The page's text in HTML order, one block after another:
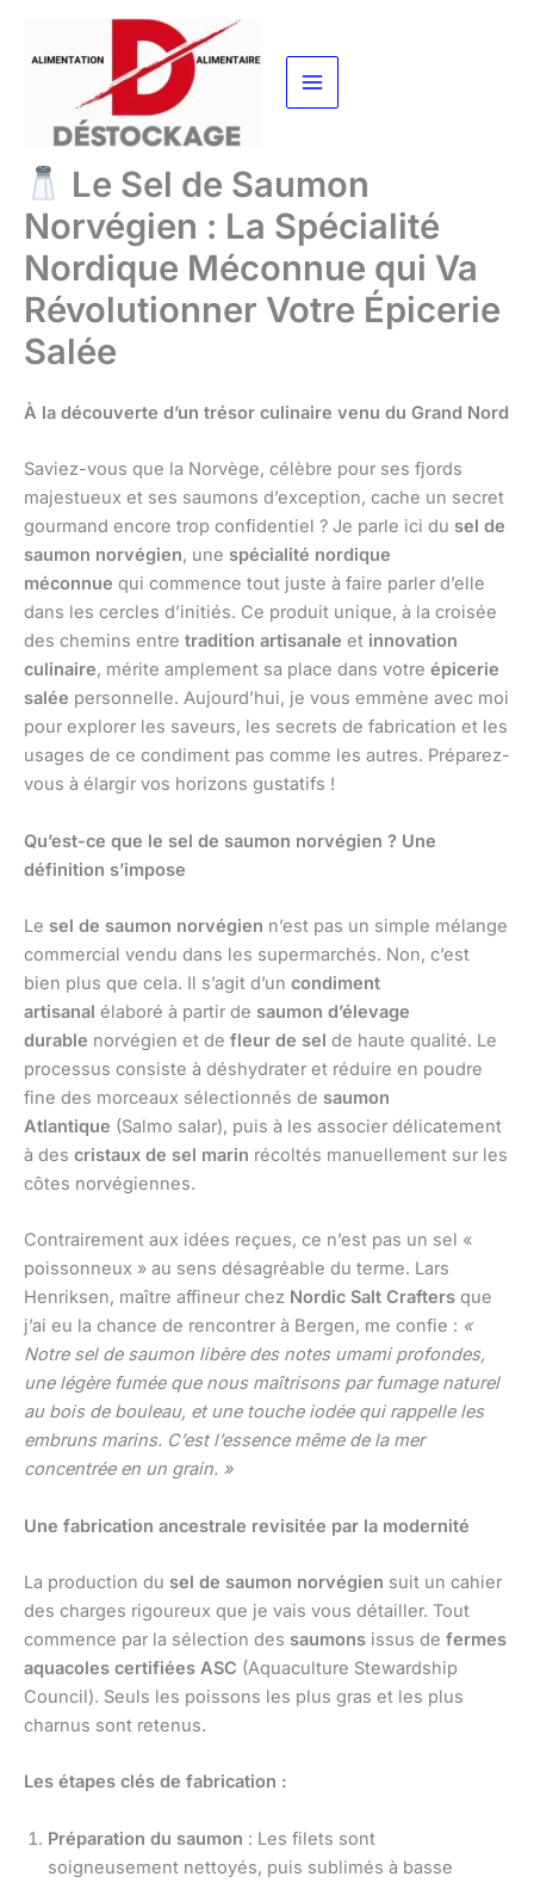
contenu
Le Sel de Saumon
Norvégien : La Spécialité
Nordique Méconnue qui Va
Révolutionner Votre Épicerie
Salée
À la découverte d’un trésor culinaire venu du Grand Nord
Saviez-vous que la Norvège, célèbre pour ses fjords
majestueux et ses saumons d’exception, cache un secret
gourmand encore trop confidentiel ? Je parle ici du sel de
saumon norvégien, une spécialité nordique
méconnue qui commence tout juste à faire parler d’elle
dans les cercles d’initiés. Ce produit unique, à la croisée
des chemins entre tradition artisanale et innovation
culinaire, mérite amplement sa place dans votre épicerie
salée personnelle. Aujourd’hui, je vous emmène avec moi
pour explorer les saveurs, les secrets de fabrication et les
usages de ce condiment pas comme les autres. Préparez-
vous à élargir vos horizons gustatifs !
Qu’est-ce que le sel de saumon norvégien ? Une
définition s’impose
Le sel de saumon norvégien n’est pas un simple mélange
commercial vendu dans les supermarchés. Non, c’est
bien plus que cela. Il s’agit d’un condiment
artisanal élaboré à partir de saumon d’élevage
durable norvégien et de fleur de sel de haute qualité. Le
processus consiste à déshydrater et réduire en poudre
fine des morceaux sélectionnés de saumon
Atlantique (Salmo salar), puis à les associer délicatement
à des cristaux de sel marin récoltés manuellement sur les
côtes norvégiennes.
Contrairement aux idées reçues, ce n’est pas un sel «
poissonneux » au sens désagréable du terme. Lars
Henriksen, maître affineur chez Nordic Salt Crafters que
j’ai eu la chance de rencontrer à Bergen, me confie : «
Notre sel de saumon libère des notes umami profondes,
une légère fumée que nous maîtrisons par fumage naturel
au bois de bouleau, et une touche iodée qui rappelle les
embruns marins. C’est l’essence même de la mer
concentrée en un grain. »
Une fabrication ancestrale revisitée par la modernité
La production du sel de saumon norvégien suit un cahier
des charges rigoureux que je vais vous détailler. Tout
commence par la sélection des saumons issus de fermes
aquacoles certifiées ASC (Aquaculture Stewardship
Council). Seuls les poissons les plus gras et les plus
charnus sont retenus.
Les étapes clés de fabrication :
Préparation du saumon : Les filets sont
soigneusement nettoyés, puis sublimés à basse